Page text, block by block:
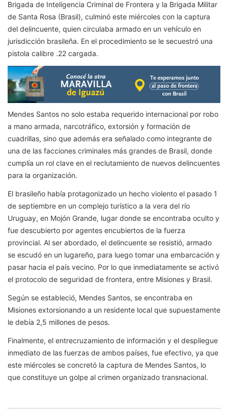
Brigada de Inteligencia Criminal de Frontera y la Brigada Militar
de Santa Rosa (Brasil), culminó este miércoles con la captura
del delincuente, quien circulaba armado en un vehículo en
jurisdicción brasileña. En el procedimiento se le secuestró una
pistola calibre .22 cargada.
Mendes Santos no solo estaba requerido internacional por robo
a mano armada, narcotráfico, extorsión y formación de
cuadrillas, sino que además era señalado como integrante de
una de las facciones criminales más grandes de Brasil, donde
cumplía un rol clave en el reclutamiento de nuevos delincuentes
para la organización.
El brasileño había protagonizado un hecho violento el pasado 1
de septiembre en un complejo turístico a la vera del río
Uruguay, en Mojón Grande, lugar donde se encontraba oculto y
fue descubierto por agentes encubiertos de la fuerza
provincial. Al ser abordado, el delincuente se resistió, armado
se escudó en un lugareño, para luego tomar una embarcación y
pasar hacia el país vecino. Por lo que inmediatamente se activó
el protocolo de seguridad de frontera, entre Misiones y Brasil.
Según se estableció, Mendes Santos, se encontraba en
Misiones extorsionando a un residente local que supuestamente
le debía 2,5 millones de pesos.
Finalmente, el entrecruzamiento de información y el despliegue
inmediato de las fuerzas de ambos países, fue efectivo, ya que
este miércoles se concretó la captura de Mendes Santos, lo
que constituye un golpe al crimen organizado transnacional.